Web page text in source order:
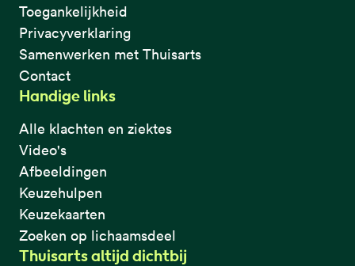
Toegankelijkheid
Privacyverklaring
Samenwerken met Thuisarts
Contact
Handige links
Alle klachten en ziektes
Video's
Afbeeldingen
Keuzehulpen
Keuzekaarten
Zoeken op lichaamsdeel
Thuisarts altijd dichtbij